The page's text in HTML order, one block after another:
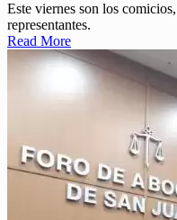
Este viernes son los
representantes.
Read More